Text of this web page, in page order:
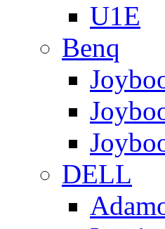
U1E
Benq
DELL